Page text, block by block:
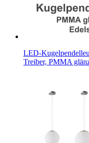
LED-
Treiber, PMMA